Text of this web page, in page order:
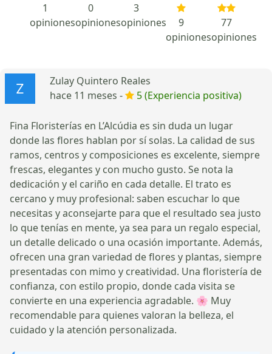
1
opiniones
0
opiniones
3
opiniones
9
opiniones
77
opiniones
Zulay Quintero Reales
hace 11 meses -
5 (Experiencia positiva)
Fina Floristerías en L’Alcúdia es sin duda un lugar
donde las flores hablan por sí solas. La calidad de sus
ramos, centros y composiciones es excelente, siempre
frescas, elegantes y con mucho gusto. Se nota la
dedicación y el cariño en cada detalle. El trato es
cercano y muy profesional: saben escuchar lo que
necesitas y aconsejarte para que el resultado sea justo
lo que tenías en mente, ya sea para un regalo especial,
un detalle delicado o una ocasión importante. Además,
ofrecen una gran variedad de flores y plantas, siempre
presentadas con mimo y creatividad. Una floristería de
confianza, con estilo propio, donde cada visita se
convierte en una experiencia agradable. 🌸 Muy
recomendable para quienes valoran la belleza, el
cuidado y la atención personalizada.